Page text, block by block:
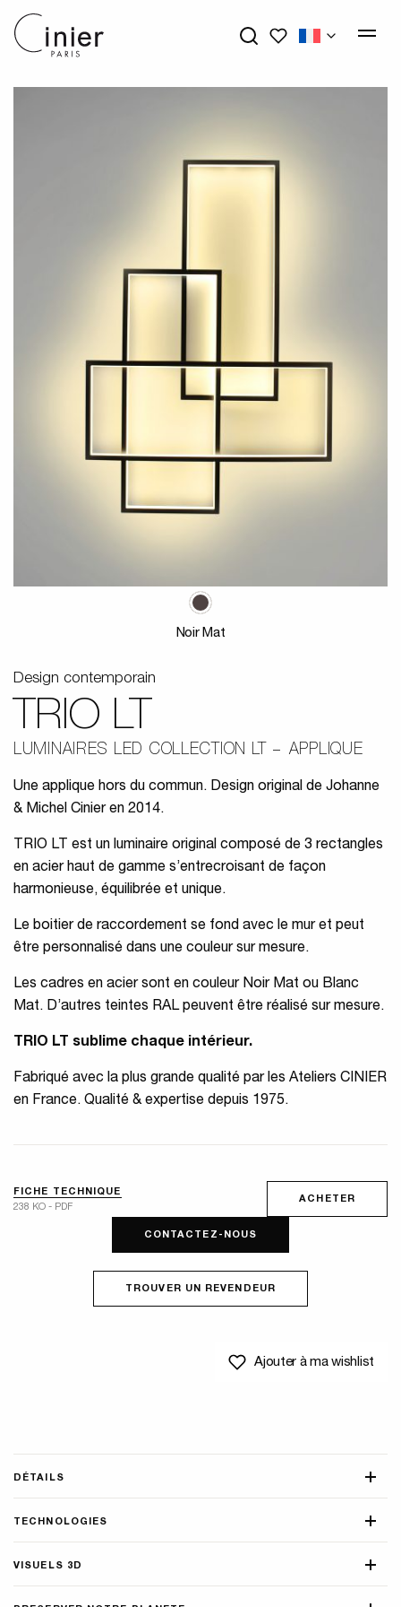
Mes favoris
Noir Mat
Design contemporain
TRIO LT
LUMINAIRES LED COLLECTION LT APPLIQUE
Une applique hors du commun. Design original de Johanne
& Michel Cinier en 2014.
TRIO LT est un luminaire original composé de 3 rectangles
en acier haut de gamme s’entrecroisant de façon
harmonieuse, équilibrée et unique.
Le boitier de raccordement se fond avec le mur et peut
être personnalisé dans une couleur sur mesure.
Les cadres en acier sont en couleur Noir Mat ou Blanc
Mat. D’autres teintes RAL peuvent être réalisé sur mesure.
TRIO LT sublime chaque intérieur.
Fabriqué avec la plus grande qualité par les Ateliers CINIER
en France. Qualité & expertise depuis 1975.
FICHE TECHNIQUE
238 KO - PDF
ACHETER
TROUVER UN REVENDEUR
CONTACTEZ-NOUS
Ajouter à ma wishlist
DÉTAILS
TECHNOLOGIES
VISUELS 3D